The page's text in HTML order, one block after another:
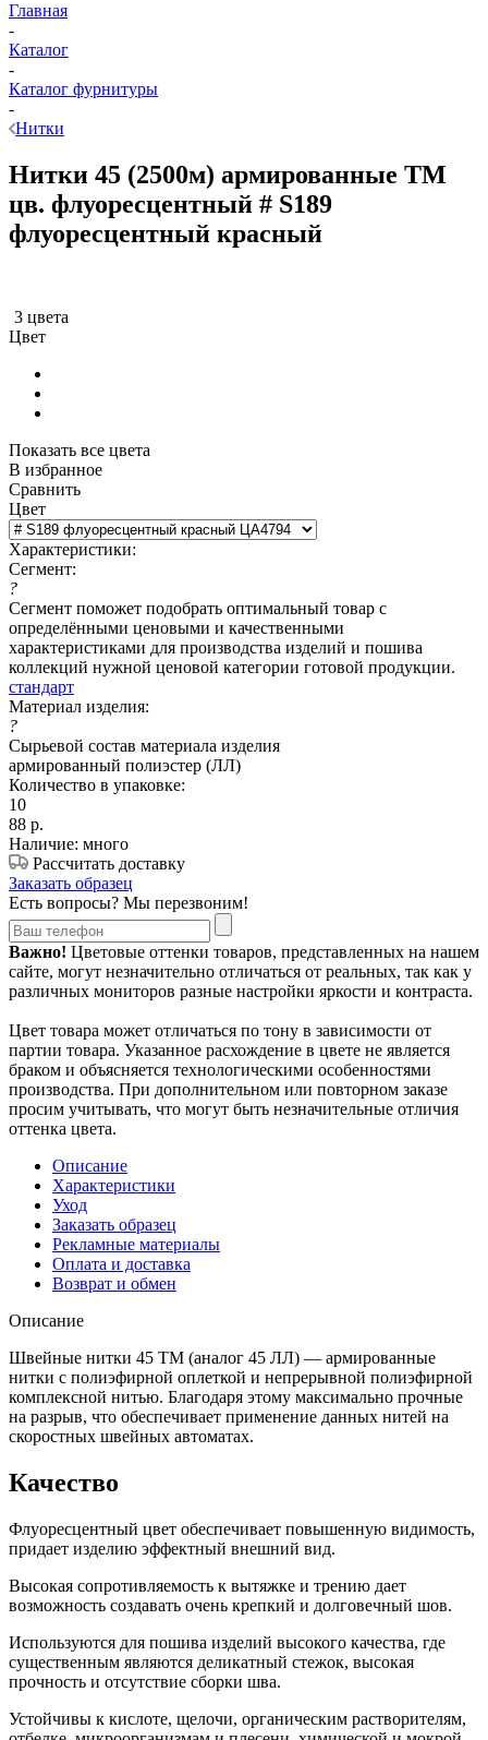
Главная
-
Каталог
-
Каталог фурнитуры
-
Нитки
Нитки 45 (2500м) армированные ТМ
цв. флуоресцентный # S189
флуоресцентный красный
3 цвета
Цвет
Показать все цвета
В избранное
Сравнить
Цвет
Характеристики:
Сегмент:
?
Сегмент поможет подобрать оптимальный товар с
определёнными ценовыми и качественными
характеристиками для производства изделий и пошива
коллекций нужной ценовой категории готовой продукции.
стандарт
Материал изделия:
?
Сырьевой состав материала изделия
армированный полиэстер (ЛЛ)
Количество в упаковке:
10
88 р.
Наличие: много
Рассчитать доставку
Заказать образец
Есть вопросы? Мы перезвоним!
Важно! Цветовые оттенки товаров, представленных на нашем
сайте, могут незначительно отличаться от реальных, так как у
различных мониторов разные настройки яркости и контраста.
Цвет товара может отличаться по тону в зависимости от
партии товара. Указанное расхождение в цвете не является
браком и объясняется технологическими особенностями
производства. При дополнительном или повторном заказе
просим учитывать, что могут быть незначительные отличия
оттенка цвета.
Описание
Характеристики
Уход
Заказать образец
Рекламные материалы
Оплата и доставка
Возврат и обмен
Описание
Швейные нитки 45 ТМ (аналог 45 ЛЛ) — армированные
нитки с полиэфирной оплеткой и непрерывной полиэфирной
комплексной нитью. Благодаря этому максимально прочные
на разрыв, что обеспечивает применение данных нитей на
скоростных швейных автоматах.
Качество
Флуоресцентный цвет обеспечивает повышенную видимость,
придает изделию эффектный внешний вид.
Высокая сопротивляемость к вытяжке и трению дает
возможность создавать очень крепкий и долговечный шов.
Используются для пошива изделий высокого качества, где
существенным являются деликатный стежок, высокая
прочность и отсутствие сборки шва.
Устойчивы к кислоте, щелочи, органическим растворителям,